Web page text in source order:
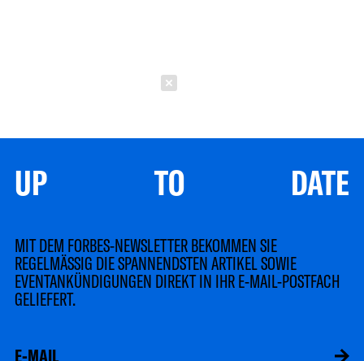
UP TO DATE
MIT DEM FORBES-NEWSLETTER BEKOMMEN SIE
REGELMÄSSIG DIE SPANNENDSTEN ARTIKEL SOWIE
EVENTANKÜNDIGUNGEN DIREKT IN IHR E-MAIL-POSTFACH
GELIEFERT.